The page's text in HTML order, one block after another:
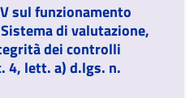
sul funzionamento
di valutazione,
dei controlli
4, lett. a) d.lgs. n.